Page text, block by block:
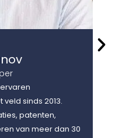
sinds 2013.
patenten,
van meer dan 30